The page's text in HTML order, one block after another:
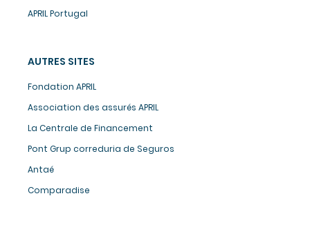
Gérer mes cookies
C'est ici que ça se passe !
Nous utilisons des cookies et traceurs
d’analyses statistiques et de lien vers les réseaux sociaux.
APRIL Portugal
AUTRES SITES
Fondation APRIL
Association des assurés APRIL
La Centrale de Financement
Pont Grup correduria de Seguros
Antaé
Comparadise